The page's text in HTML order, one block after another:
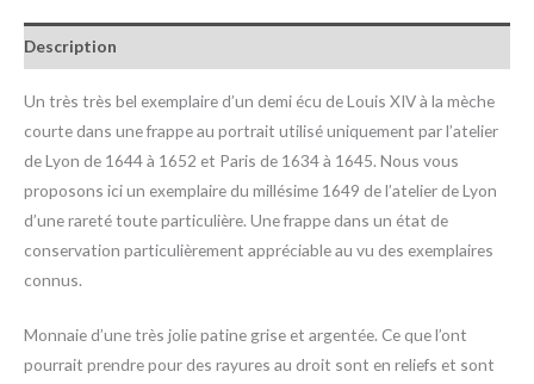
Description
Un très très bel exemplaire d’un demi écu de Louis XIV à la mèche
courte dans une frappe au portrait utilisé uniquement par l’atelier
de Lyon de 1644 à 1652 et Paris de 1634 à 1645. Nous vous
proposons ici un exemplaire du millésime 1649 de l’atelier de Lyon
d’une rareté toute particulière. Une frappe dans un état de
conservation particulièrement appréciable au vu des exemplaires
connus.
Monnaie d’une très jolie patine grise et argentée. Ce que l’ont
pourrait prendre pour des rayures au droit sont en reliefs et sont